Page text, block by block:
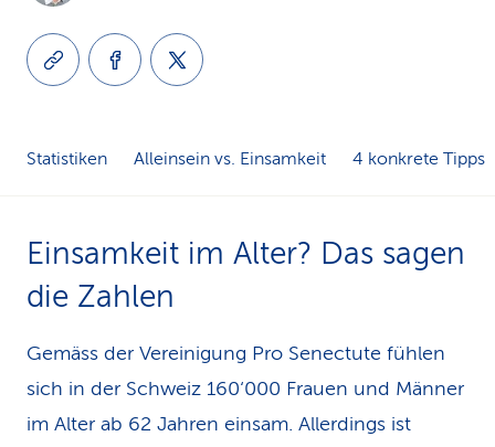
Statistiken Alleinsein vs. Einsamkeit 4 konkrete Tipps
Einsamkeit im Alter? Das sagen
die Zahlen
Gemäss der Vereinigung Pro Senectute fühlen
sich in der Schweiz 160‘000 Frauen und Männer
im Alter ab 62 Jahren einsam. Allerdings ist